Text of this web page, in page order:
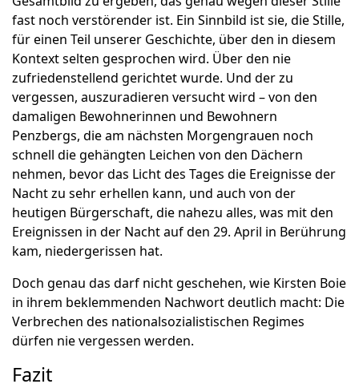
fast noch verstörender ist. Ein Sinnbild ist sie, die Stille,
für einen Teil unserer Geschichte, über den in diesem
Kontext selten gesprochen wird. Über den nie
zufriedenstellend gerichtet wurde. Und der zu
vergessen, auszuradieren versucht wird – von den
damaligen Bewohnerinnen und Bewohnern
Penzbergs, die am nächsten Morgengrauen noch
schnell die gehängten Leichen von den Dächern
nehmen, bevor das Licht des Tages die Ereignisse der
Nacht zu sehr erhellen kann, und auch von der
heutigen Bürgerschaft, die nahezu alles, was mit den
Ereignissen in der Nacht auf den 29. April in Berührung
kam, niedergerissen hat.
Doch genau das darf nicht geschehen, wie Kirsten Boie
in ihrem beklemmenden Nachwort deutlich macht: Die
Verbrechen des nationalsozialistischen Regimes
dürfen nie vergessen werden.
Fazit